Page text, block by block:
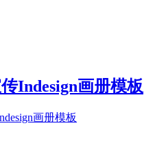
Indesign画册模板